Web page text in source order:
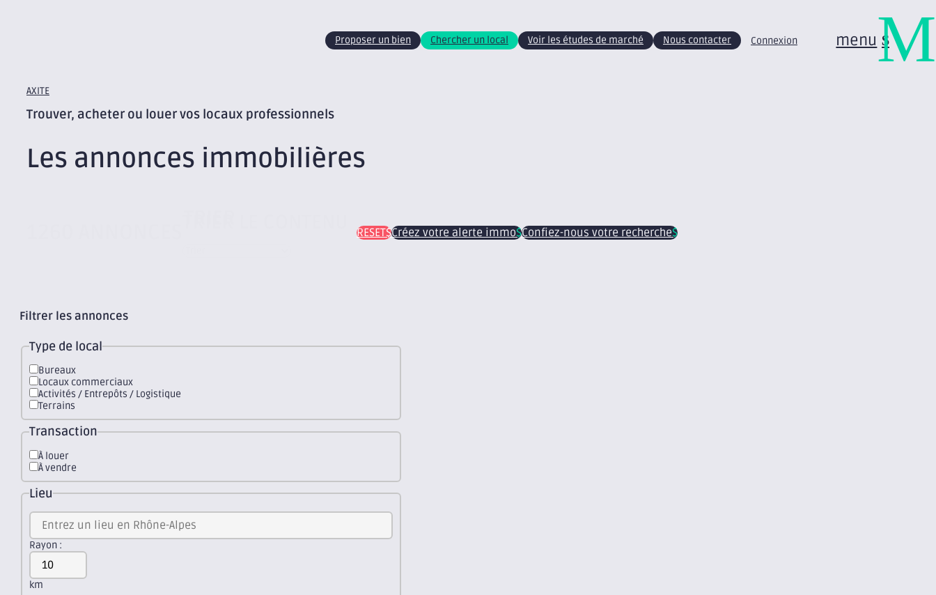
Proposer un bien Chercher un local Voir les études de marché Nous contacter Connexion menu
AXITE
Trouver, acheter ou louer vos locaux professionnels
Les annonces immobilières
RESET Créez votre alerte immo Confiez-nous votre recherche
Filtrer les annonces
Type de local
Bureaux
Locaux commerciaux
Activités / Entrepôts / Logistique
Terrains
Transaction
À louer
À vendre
Lieu
Rayon :
km
M